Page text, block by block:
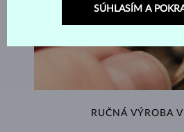
RUČNÁ VÝROBA V
SÚHLASÍM A